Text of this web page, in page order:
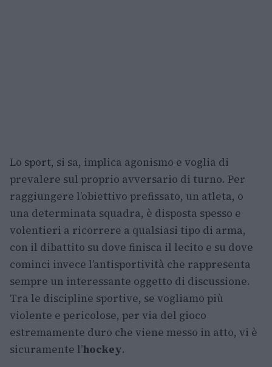
Lo sport, si sa, implica agonismo e voglia di
prevalere sul proprio avversario di turno. Per
raggiungere l’obiettivo prefissato, un atleta, o
una determinata squadra, è disposta spesso e
volentieri a ricorrere a qualsiasi tipo di arma,
con il dibattito su dove finisca il lecito e su dove
cominci invece l’antisportività che rappresenta
sempre un interessante oggetto di discussione.
Tra le discipline sportive, se vogliamo più
violente e pericolose, per via del gioco
estremamente duro che viene messo in atto, vi è
sicuramente l’hockey.